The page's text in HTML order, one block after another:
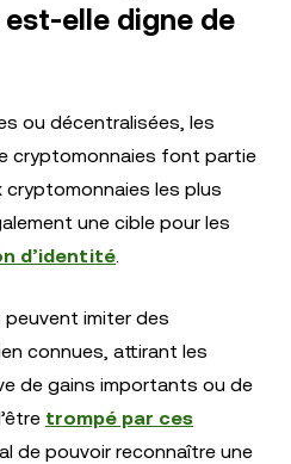
elle digne de
ou décentralisées, les
cryptomonnaies font partie
les plus
une cible pour les
d’identité.
imiter des
connues, attirant les
de gains importants ou de
trompé par ces
de pouvoir reconnaître une